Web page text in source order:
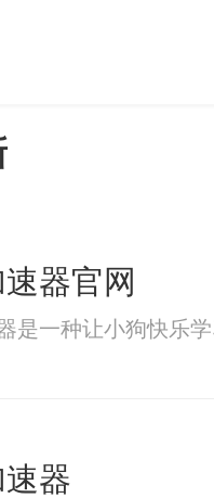
器官网
是一种让小狗快乐
器